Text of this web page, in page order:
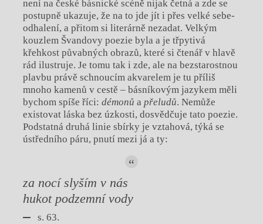
není na české básnické scéně nijak četná a zde se
postupně ukazuje, že na to jde jít i přes velké sebe-
odhalení, a přitom si literárně nezadat. Velkým
kouzlem Švandovy poezie byla a je třpytivá
křehkost půvabných obrazů, které si čtenář v hlavě
rád ilustruje. Je tomu tak i zde, ale na bezstarostnou
plavbu právě schnoucím akvarelem je tu příliš
mnoho kamenů v cestě – básníkovým jazykem měli
bychom spíše říci: démonů a přeludů. Nemůže
existovat láska bez úzkosti, dosvědčuje tato poezie.
Podstatná druhá linie sbírky je vztahová, týká se
ústředního páru, pnutí mezi já a ty:
za nocí slyším v nás
hukot podzemní vody
s. 63.